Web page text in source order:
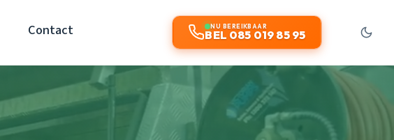
Contact NU BEREIKBAAR
BEL 085 019 85 95